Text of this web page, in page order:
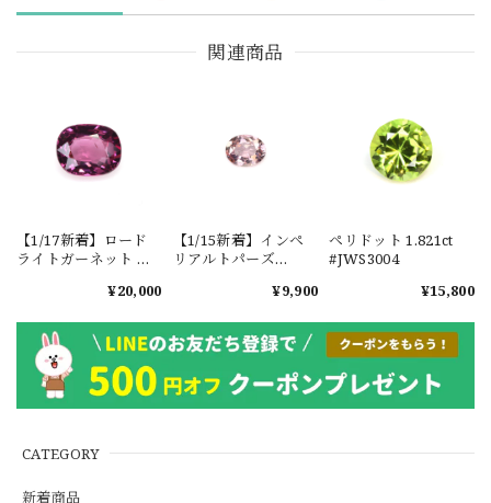
CATEGORY
新着商品
関連商品
【1/17新着】ロード
ライトガーネット タ
1.601ct【ソーティン
¥20,000
【1/15新着】インペ
リアルトパーズ
¥9,900
ペリドット 1.821ct
#JWS3004
¥15,800